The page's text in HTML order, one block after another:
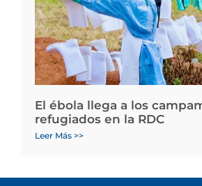
El ébola llega a los
refugiados en la RDC
Leer Más >>